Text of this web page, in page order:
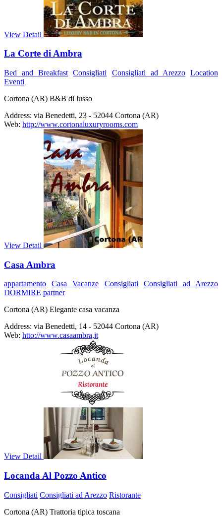
View Detail
La Corte di Ambra
Bed and Breakfast Consigliati Consigliati ad Arezzo Location
Eventi
Cortona (AR) B&B di lusso
Address: via Benedetti, 23 - 52044 Cortona (AR)
Web: http://www.cortonaluxuryrooms.com
View Detail
Casa Ambra
appartamento Casa Vacanze Consigliati
Consigliati ad Arezzo
DORMIRE partner
Cortona (AR) Elegante casa vacanza
Address: via Benedetti, 14 - 52044 Cortona (AR)
Web: htto://www.casaambra,it
View Detail
Locanda Al Pozzo Antico
Consigliati Consigliati ad Arezzo Ristorante
Cortona (AR) Trattoria tipica toscana